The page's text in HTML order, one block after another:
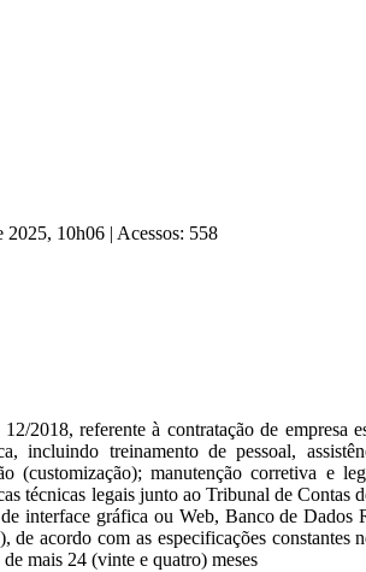
2025, 10h06 | Acessos: 558
2018, referente à contratação de empresa
incluindo treinamento de pessoal,
(customização); manutenção corretiva e
técnicas legais junto ao Tribunal de Contas
interface gráfica ou Web, Banco de Dados
acordo com as especificações constantes
mais 24 (vinte e quatro) meses